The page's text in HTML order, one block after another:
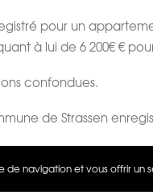
pour un
à lui de 6 200€ €
confondues.
de Strassen
de chasseurs
navigation et vous offrir un